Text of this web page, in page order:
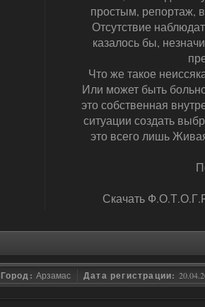
простым, репортаж,
Отсутствие
казалось бы,
Что же такое
Или может быть
это собственная
ситуации создать
это всего лишь
Скачать
Город:Арзамас Дата регистрации: